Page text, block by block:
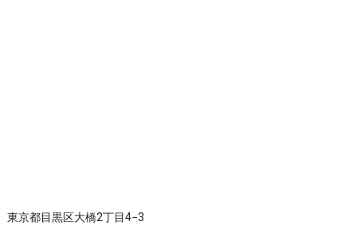
東京都目黒区大橋2丁目4−3